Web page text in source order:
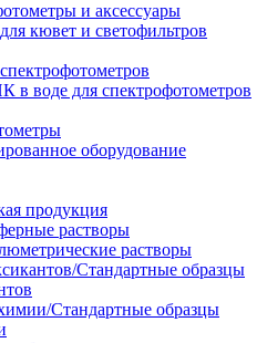
и аксессуары
кювет и светофильтров
в воде для спектрофотометров
оборудование
продукция
растворы
растворы
Стандартные образцы
Стандартные образцы